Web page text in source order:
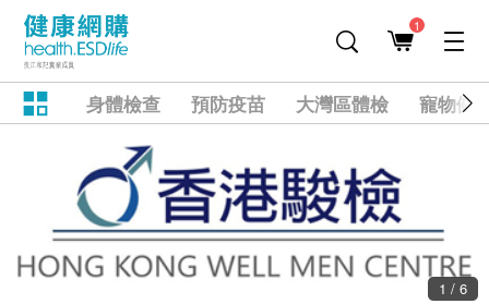
1
身體檢查 預防疫苗 大灣區體檢 寵物健
1 / 6